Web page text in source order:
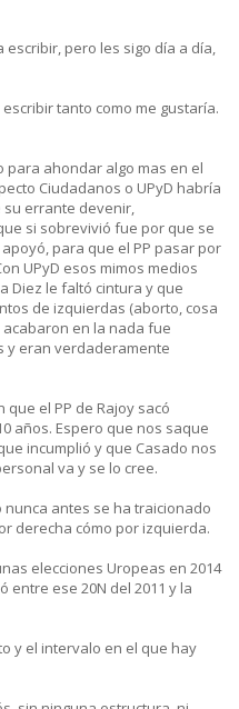
pero les sigo día a día,
tanto como me gustaría.
para ahondar algo mas en el
Ciudadanos o UPyD habría
su errante devenir,
si sobrevivió fue por que se
para que el PP pasar por
UPyD esos mimos medios
Diez le faltó cintura y que
de izquierdas (aborto, cosa
en la nada fue
y eran verdaderamente
que el PP de Rajoy sacó
años. Espero que nos saque
incumplió y que Casado nos
va y se lo cree.
nunca antes se ha traicionado
derecha cómo por izquierda.
elecciones Uropeas en 2014
entre ese 20N del 2011 y la
y el intervalo en el que hay